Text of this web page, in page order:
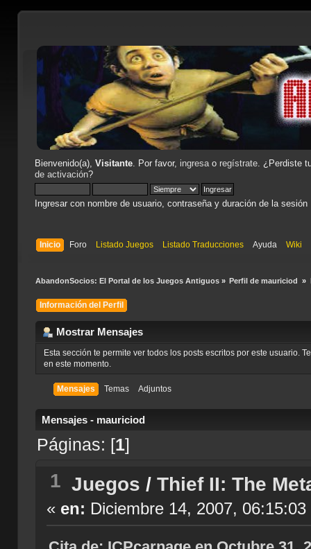
Bienvenido(a), Visitante. Por favor, ingresao regístrate. ¿Perdiste
de activación?
Ingresar con nombre de usuario, contraseña y duración de la sesión
Inicio Foro Listado Juegos Listado Traducciones Ayuda Wiki
AbandonSocios: El Portal de los Juegos Antiguos» Perfil de mauriciod »
Información del Perfil
Mostrar Mensajes
Esta sección te permite ver todos los posts escritos por este usuario.
en este momento.
Mensajes Temas Adjuntos
Mensajes - mauriciod
Páginas: [1]
1 Juegos / Thief II: The
« en: Diciembre 14, 2007, 06:15:03